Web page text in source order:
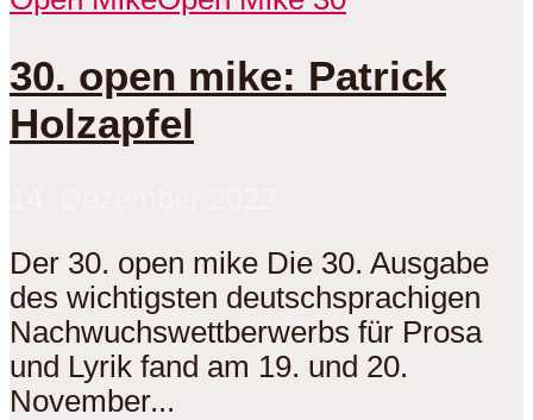
30. open mike: Patrick
Holzapfel
Der 30. open mike Die 30. Ausgabe
des wichtigsten deutschsprachigen
Nachwuchswettberwerbs für Prosa
und Lyrik fand am 19. und 20.
November...